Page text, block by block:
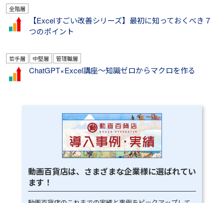
全階層
【Excelすごい改善シリーズ】最初に知っておくべき７
つのポイント
若手層 中堅層 管理職層
ChatGPT×Excel講座～知識ゼロからマクロを作る
動画百貨店は、さまざまな企業様に選ばれてい
ます！